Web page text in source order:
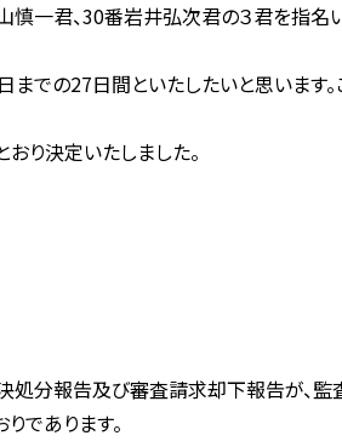
一君、30番岩井弘次君の３君を指名い
での27日間といたしたいと思います
り決定いたしました。
分報告及び審査請求却下報告が、
であります。